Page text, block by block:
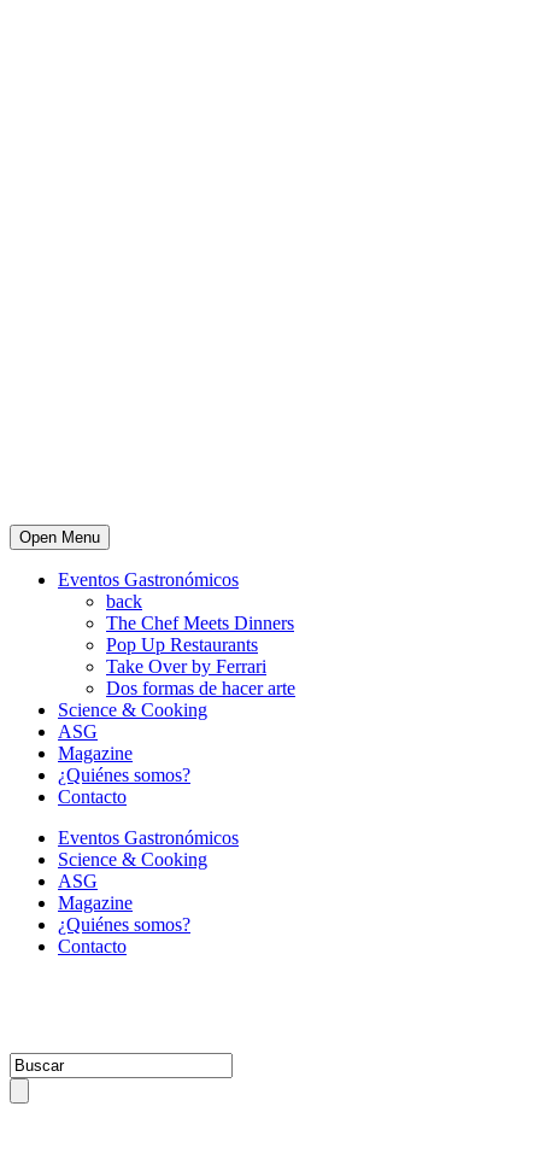
Open Menu
Eventos Gastronómicos
back
The Chef Meets Dinners
Pop Up Restaurants
Take Over by Ferrari
Dos formas de hacer arte
Science & Cooking
ASG
Magazine
¿Quiénes somos?
Contacto
Eventos Gastronómicos
Science & Cooking
ASG
Magazine
¿Quiénes somos?
Contacto